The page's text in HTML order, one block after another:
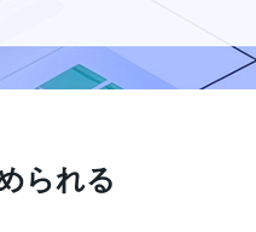
られる